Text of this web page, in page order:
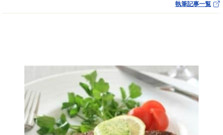
執筆記事一覧